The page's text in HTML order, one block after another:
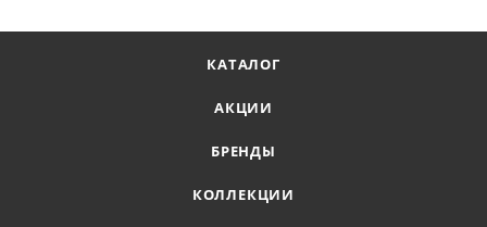
КАТАЛОГ
АКЦИИ
БРЕНДЫ
КОЛЛЕКЦИИ